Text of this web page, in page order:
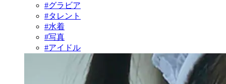
#グラビア
#タレント
#水着
#写真
#アイドル